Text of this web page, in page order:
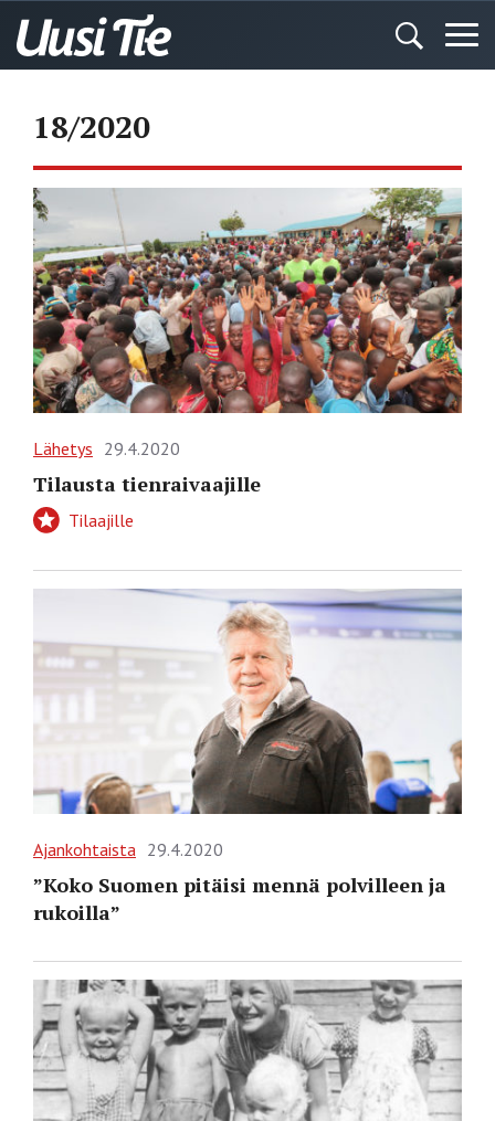
18/2020
Lähetys 29.4.2020
Tilausta tienraivaajille
Tilaajille
Ajankohtaista 29.4.2020
”Koko Suomen pitäisi mennä polvilleen ja
rukoilla”